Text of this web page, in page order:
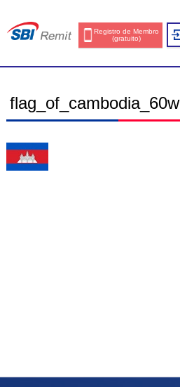
Registro de Membro
(gratuito)
flag_of_cambodia_60w